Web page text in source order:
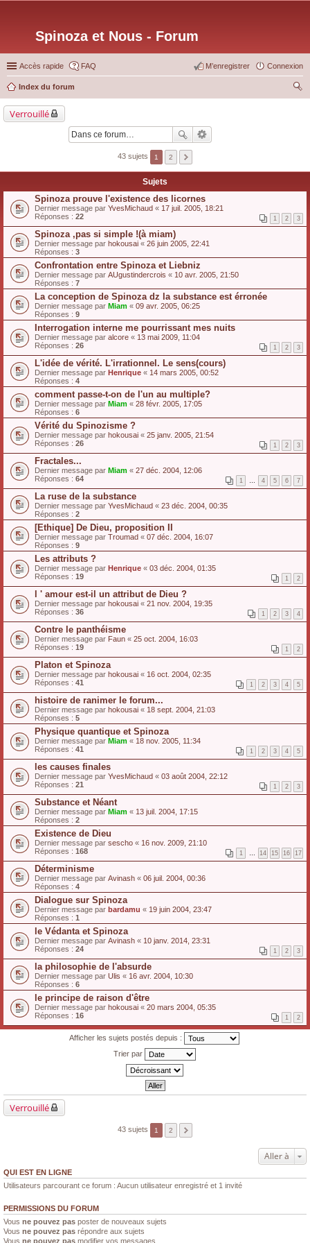
Spinoza et Nous - Forum
Accès rapide FAQ Connexion
M’enregistrer
Index du forum
Verrouillé
43 sujets 1 2
Sujets
Spinoza prouve l'existence des licornes
Dernier message par YvesMichaud « 17 juil. 2005, 18:21
Réponses : 22 1 2 3
Spinoza ,pas si simple !(à miam)
Dernier message par hokousai « 26 juin 2005, 22:41
Réponses : 3
Confrontation entre Spinoza et Liebniz
Dernier message par AUgustindercrois « 10 avr. 2005, 21:50
Réponses : 7
La conception de Spinoza dz la substance est érronée
Dernier message par Miam « 09 avr. 2005, 06:25
Réponses : 9
Interrogation interne me pourrissant mes nuits
Dernier message par alcore « 13 mai 2009, 11:04
Réponses : 26 1 2 3
L'idée de vérité. L'irrationnel. Le sens(cours)
Dernier message par Henrique « 14 mars 2005, 00:52
Réponses : 4
comment passe-t-on de l'un au multiple?
Dernier message par Miam « 28 févr. 2005, 17:05
Réponses : 6
Vérité du Spinozisme ?
Dernier message par hokousai « 25 janv. 2005, 21:54
Réponses : 26 1 2 3
Fractales...
Dernier message par Miam « 27 déc. 2004, 12:06
Réponses : 64 1 … 4 5 6 7
La ruse de la substance
Dernier message par YvesMichaud « 23 déc. 2004, 00:35
Réponses : 2
[Ethique] De Dieu, proposition II
Dernier message par Troumad « 07 déc. 2004, 16:07
Réponses : 9
Les attributs ?
Dernier message par Henrique « 03 déc. 2004, 01:35
Réponses : 19 1 2
l ' amour est-il un attribut de Dieu ?
Dernier message par hokousai « 21 nov. 2004, 19:35
Réponses : 36 1 2 3 4
Contre le panthéisme
Dernier message par Faun « 25 oct. 2004, 16:03
Réponses : 19 1 2
Platon et Spinoza
Dernier message par hokousai « 16 oct. 2004, 02:35
Réponses : 41 1 2 3 4 5
histoire de ranimer le forum...
Dernier message par hokousai « 18 sept. 2004, 21:03
Réponses : 5
Physique quantique et Spinoza
Dernier message par Miam « 18 nov. 2005, 11:34
Réponses : 41 1 2 3 4 5
les causes finales
Dernier message par YvesMichaud « 03 août 2004, 22:12
Réponses : 21 1 2 3
Substance et Néant
Dernier message par Miam « 13 juil. 2004, 17:15
Réponses : 2
Existence de Dieu
Dernier message par sescho « 16 nov. 2009, 21:10
Réponses : 168 1 … 14 15 16 17
Déterminisme
Dernier message par Avinash « 06 juil. 2004, 00:36
Réponses : 4
Dialogue sur Spinoza
Dernier message par bardamu « 19 juin 2004, 23:47
Réponses : 1
le Védanta et Spinoza
Dernier message par Avinash « 10 janv. 2014, 23:31
Réponses : 24 1 2 3
la philosophie de l'absurde
Dernier message par Ulis « 16 avr. 2004, 10:30
Réponses : 6
le principe de raison d'être
Dernier message par hokousai « 20 mars 2004, 05:35
Réponses : 16 1 2
Afficher les sujets postés depuis :
Trier par
Verrouillé
43 sujets 1 2
Aller à
QUI EST EN LIGNE
Utilisateurs parcourant ce forum : Aucun utilisateur enregistré et 1 invité
PERMISSIONS DU FORUM
Vous ne pouvez pas poster de nouveaux sujets
Vous ne pouvez pas répondre aux sujets
Vous ne pouvez pas modifier vos messages